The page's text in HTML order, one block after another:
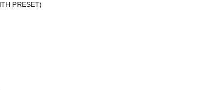
PRESET)